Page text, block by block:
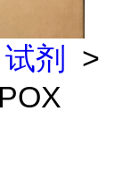
试剂 >